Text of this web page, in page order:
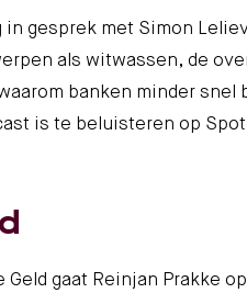
in gesprek met Simon
als witwassen, de
banken minder snel
is te beluisteren op
Geld gaat Reinjan Prakke